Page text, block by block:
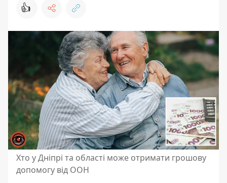
👍
Хто у Дніпрі та області може отримати грошову
допомогу від ООН